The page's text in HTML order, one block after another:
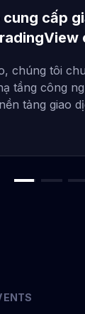
cung cấp
chúng tôi
tầng công
tảng giao
cao tích